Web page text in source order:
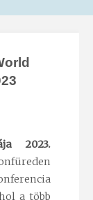
2023.
a több